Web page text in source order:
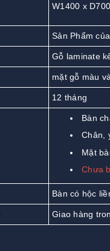
W1400 x
Sản Phẩm
Gỗ laminate
mặt gỗ màu
12 tháng
Bàn
Chân,
Mặt
Chưa
Bàn có hộc
Giao hàng